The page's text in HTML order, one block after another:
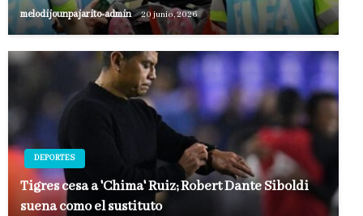
melodijounpajarito-admin 20 junio, 2026
DEPORTES
Tigres cesa a 'Chima' Ruiz; Robert Dante Siboldi
suena como el sustituto